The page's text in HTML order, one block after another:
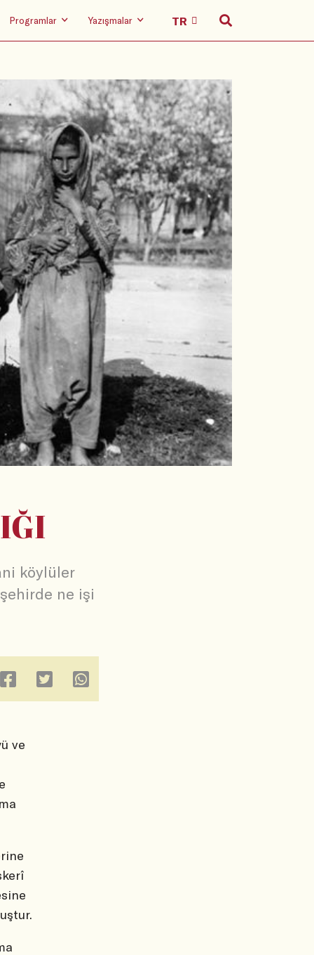
Programlar Yazışmalar
köylüler
ne işi
ve